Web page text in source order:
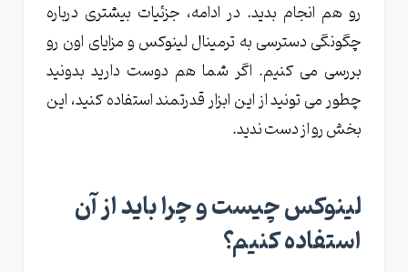
رو هم انجام بدید. در ادامه، جزئیات بیشتری درباره
چگونگی دسترسی به ترمینال لینوکس و مزایای اون رو
بررسی می کنیم. اگر شما هم دوست دارید بدونید
چطور می تونید از این ابزار قدرتمند استفاده کنید، این
بخش رو از دست ندید.
لینوکس چیست و چرا باید از آن
استفاده کنیم؟